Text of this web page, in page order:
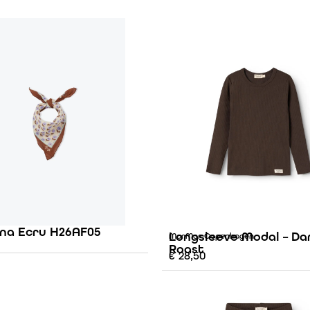
Ecru H26AF05 MarMar Copenhagen
Longsleeve Modal –
Roast
€28,50